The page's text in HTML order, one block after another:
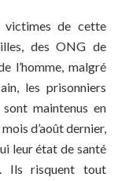
victimes de cette
des ONG de
l’homme, malgré
les prisonniers
maintenus en
d’août dernier,
leur état de santé
Ils risquent tout